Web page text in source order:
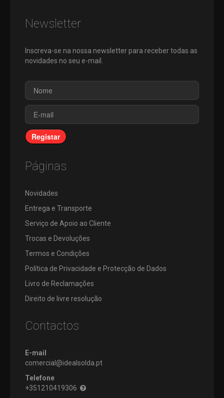
Newsletter
Inscreva-se na nossa newsletter para receber todas as
novidades no seu e-mail.
Registar
Páginas
Novidades
Entrega e Transporte
Serviço de Apoio ao Cliente
Trocas e Devoluções
Termos e Condições
Política de Privacidade e Protecção de Dados
Livro de Reclamações
Direito de livre resolução
Contactos
E-mail
comercial@idealsolda.pt
Telefone
+351210419306